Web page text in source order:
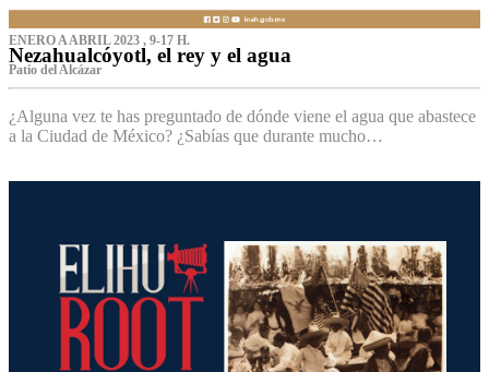
ENERO A ABRIL 2023 , 9-17 H.
Nezahualcóyotl, el rey y el agua
Patio del Alcázar
¿Alguna vez te has preguntado de dónde viene el agua que abastece
a la Ciudad de México? ¿Sabías que durante mucho…